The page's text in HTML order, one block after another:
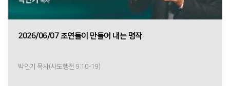
2026/06/07 조연들이 만들어 내는 명작
박인기 목사(사도행전 9:10-19)